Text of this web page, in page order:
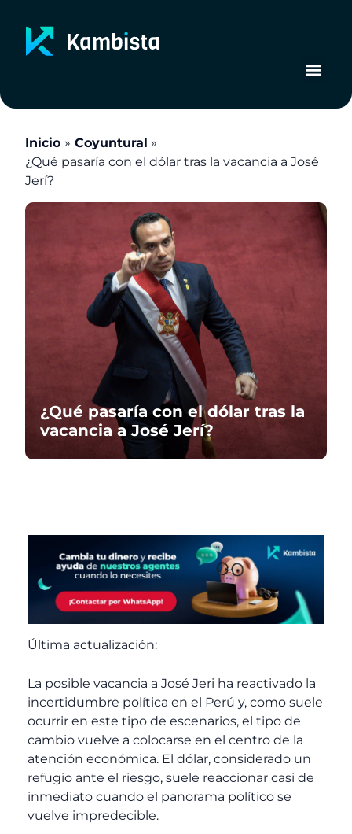
contenido
Inicio
Coyuntural
¿Qué pasaría con el dólar tras la vacancia a José
Jerí?
¿Qué pasaría con el dólar tras la
vacancia a José Jerí?
Última actualización:
La posible vacancia a José Jeri ha reactivado la
incertidumbre política en el Perú y, como suele
ocurrir en este tipo de escenarios, el tipo de
cambio vuelve a colocarse en el centro de la
atención económica. El dólar, considerado un
refugio ante el riesgo, suele reaccionar casi de
inmediato cuando el panorama político se
vuelve impredecible.